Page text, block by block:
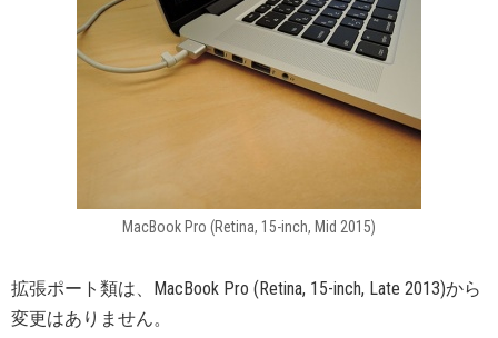
MacBook Pro (Retina, 15-inch, Mid 2015)
拡張ポート類は、MacBook Pro (Retina, 15-inch, Late 2013)から
変更はありません。